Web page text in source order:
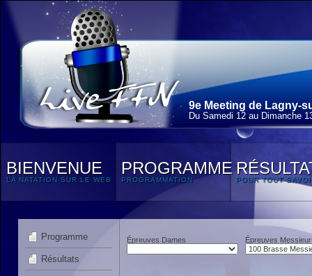
9e Meeting de Lagny-
Du Samedi 12 au Dimanche
BIENVENUE
LA NATATION SUR LE WEB
PROGRAMME
PROGRAMMATION POUR TOUT
Programme
Résultats
Épreuves Dames Épreuves